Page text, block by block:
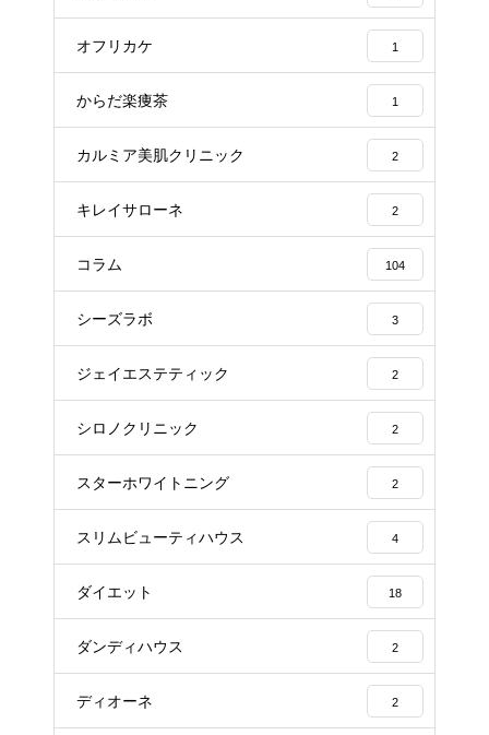
オフリカケ 1
からだ楽痩茶 1
カルミア美肌クリニック 2
キレイサローネ 2
コラム 104
シーズラボ 3
ジェイエステティック 2
シロノクリニック 2
スターホワイトニング 2
スリムビューティハウス 4
ダイエット 18
ダンディハウス 2
ディオーネ 2